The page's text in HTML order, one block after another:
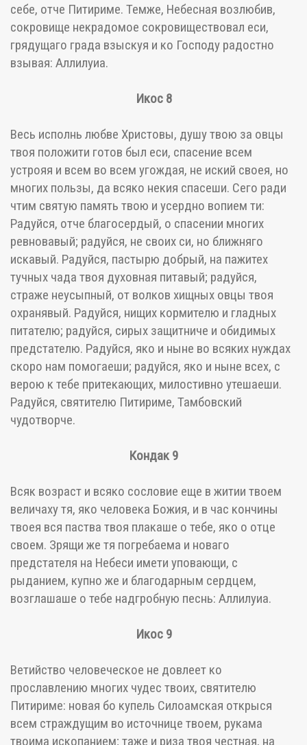
себе, отче Питириме. Темже, Небесная возлюбив,
сокровище некрадомое сокровиществовал еси,
грядущаго града взыскуя и ко Господу радостно
взывая: Аллилуиа.
Икос 8
Весь исполнь любве Христовы, душу твою за овцы
твоя положити готов был еси, спасение всем
устрояя и всем во всем угождая, не иский своея, но
многих пользы, да всяко некия спасеши. Сего ради
чтим святую память твою и усердно вопием ти:
Радуйся, отче благосердый, о спасении многих
ревновавый; радуйся, не своих си, но ближняго
искавый. Радуйся, пастырю добрый, на пажитех
тучных чада твоя духовная питавый; радуйся,
страже неусыпный, от волков хищных овцы твоя
охранявый. Радуйся, нищих кормителю и гладных
питателю; радуйся, сирых защитниче и обидимых
предстателю. Радуйся, яко и ныне во всяких нуждах
скоро нам помогаеши; радуйся, яко и ныне всех, с
верою к тебе притекающих, милостивно утешаеши.
Радуйся, святителю Питириме, Тамбовский
чудотворче.
Кондак 9
Всяк возраст и всяко сословие еще в житии твоем
величаху тя, яко человека Божия, и в час кончины
твоея вся паства твоя плакаше о тебе, яко о отце
своем. Зрящи же тя погребаема и новаго
предстателя на Небеси имети уповающи, с
рыданием, купно же и благодарным сердцем,
возглашаше о тебе надгробную песнь: Аллилуиа.
Икос 9
Ветийство человеческое не довлеет ко
прославлению многих чудес твоих, святителю
Питириме: новая бо купель Силоамская открыся
всем страждущим во источнице твоем, рукама
твоима ископанием; таже и риза твоя честная, на